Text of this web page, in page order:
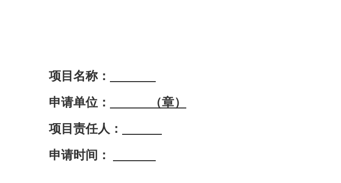
项目名称：
申请单位：
（章）
项目责任人：
申请时间：